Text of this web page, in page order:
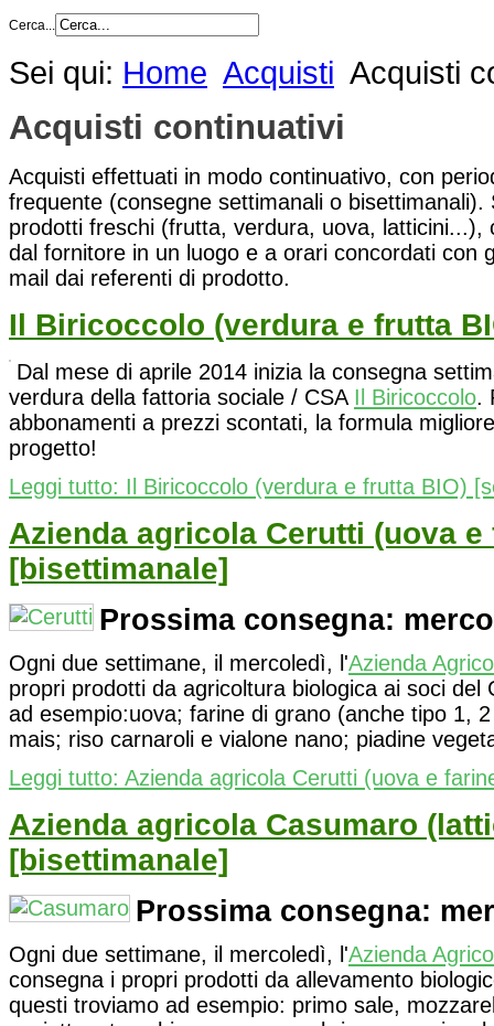
Cerca...
Sei qui: Home Acquisti Acquisti
Acquisti continuativi
Acquisti effettuati in modo continuativo, con
frequente (consegne settimanali o bisettimanali).
prodotti freschi (frutta, verdura, uova, latticini...),
dal fornitore in un luogo e a orari concordati con
mail dai referenti di prodotto.
Il Biricoccolo (verdura e frutta
Dal mese di aprile 2014 inizia la consegna
verdura della fattoria sociale / CSA Il Biricoccolo.
abbonamenti a prezzi scontati, la formula
progetto!
Leggi tutto: Il Biricoccolo (verdura e frutta BIO)
Azienda agricola Cerutti (uova e
[bisettimanale]
Prossima consegna:
Ogni due settimane, il mercoledì, l'Azienda
propri prodotti da agricoltura biologica ai soci del
ad esempio:uova; farine di grano (anche tipo 1,
mais; riso carnaroli e vialone nano; piadine
Leggi tutto: Azienda agricola Cerutti (uova e
Azienda agricola Casumaro
[bisettimanale]
Prossima consegna:
Ogni due settimane, il mercoledì, l'Azienda
consegna i propri prodotti da allevamento
questi troviamo ad esempio: primo sale,